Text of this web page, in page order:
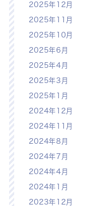
2025年12月
2025年11月
2025年10月
2025年6月
2025年4月
2025年3月
2025年1月
2024年12月
2024年11月
2024年8月
2024年7月
2024年4月
2024年1月
2023年12月